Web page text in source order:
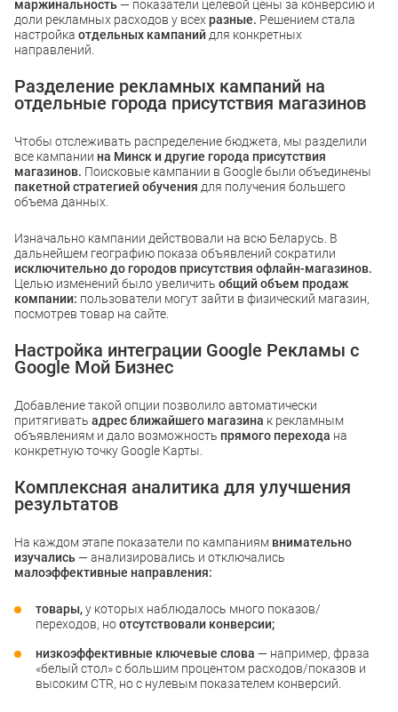
маржинальность— показатели целевой цены за конверсию и
доли рекламных расходов у всех разные. Решением стала
настройка отдельных кампаний для конкретных
направлений.
Разделение рекламных кампаний на
отдельные города присутствия магазинов
Чтобы отслеживать распределение бюджета, мы разделили
все кампании на Минск и другие города присутствия
магазинов. Поисковые кампании в Google были объединены
пакетной стратегией обучения для получения большего
объема данных.
Изначально кампании действовали на всю Беларусь. В
дальнейшем географию показа объявлений сократили
исключительно до городов присутствия офлайн-магазинов.
Целью изменений было увеличить общий объем продаж
компании: пользователи могут зайти в физический магазин,
посмотрев товар на сайте.
Настройка интеграции Google Рекламы с
Google Мой Бизнес
Добавление такой опции позволило автоматически
притягивать адрес ближайшего магазина к рекламным
объявлениям и дало возможность прямого перехода на
конкретную точку Google Карты.
Комплексная аналитика для улучшения
результатов
На каждом этапе показатели по кампаниям внимательно
изучались— анализировались и отключались
малоэффективные направления:
товары,у которых наблюдалось много показов/
переходов, ноотсутствовали конверсии;
низкоэффективные ключевые слова — например, фраза
«белый стол» с большим процентом расходов/показов и
высоким CTR, но с нулевым показателем конверсий.